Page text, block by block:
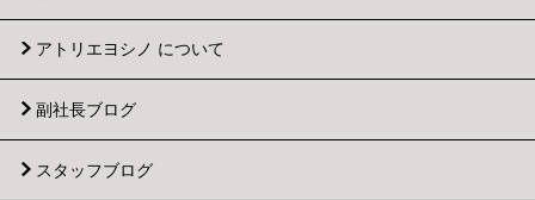
アトリエヨシノ について
副社長ブログ
スタッフブログ